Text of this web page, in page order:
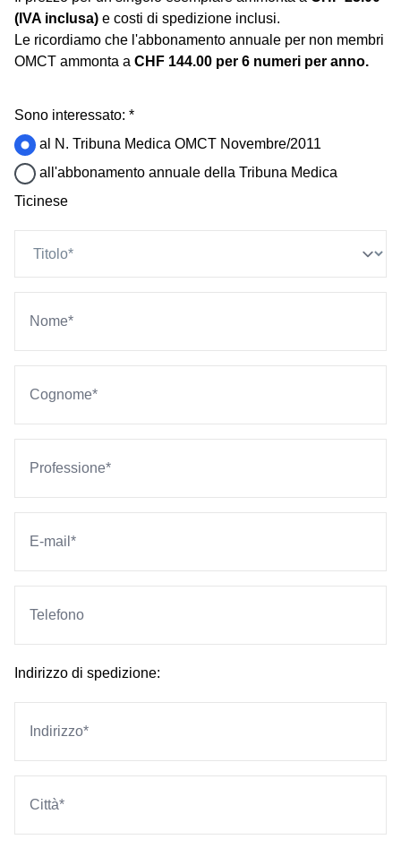
(IVA inclusa) e costi di spedizione inclusi.
Le ricordiamo che l'abbonamento annuale per non membri
OMCT ammonta a CHF 144.00 per 6 numeri per anno.
Sono interessato: *
al N. Tribuna Medica OMCT Novembre/2011
all'abbonamento annuale della Tribuna Medica
Ticinese
Indirizzo di spedizione: